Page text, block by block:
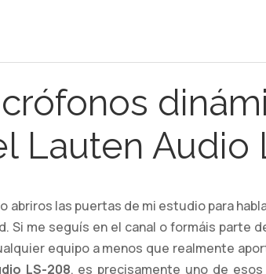
Lauten Audio
abriros las puertas de mi estudio para
Si me seguís en el canal o formáis parte
equipo a menos que realmente
LS-208, es precisamente uno de